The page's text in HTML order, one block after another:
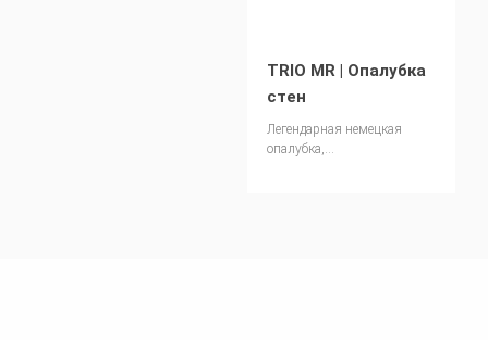
TRIO MR | Опалубка
стен
Легендарная немецкая
опалубка,